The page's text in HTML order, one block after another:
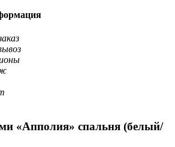
«Апполия» спальня (белый/